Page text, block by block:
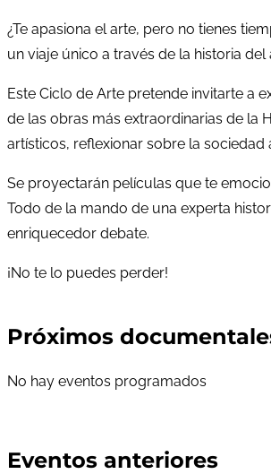
¿Te apasiona el arte, pero no tienes
un viaje único a través de la historia
Este Ciclo de Arte pretende invitarte a
de las obras más extraordinarias de la
artísticos, reflexionar sobre la
Se proyectarán películas que te
Todo de la mando de una experta
enriquecedor debate.
¡No te lo puedes perder!
Próximos
No hay eventos programados
Eventos anteriores